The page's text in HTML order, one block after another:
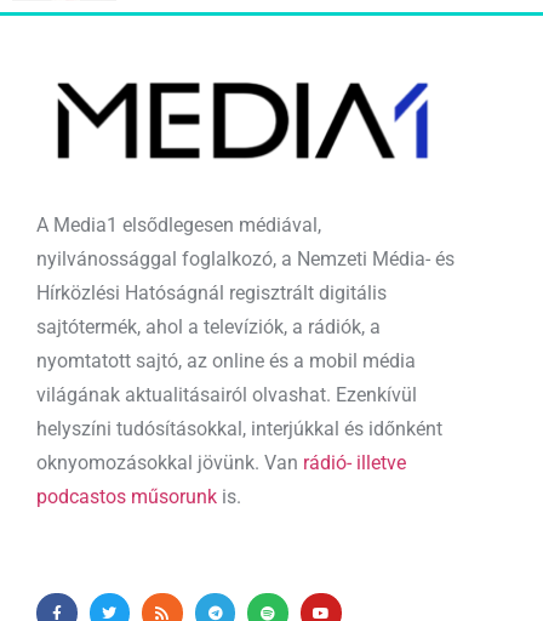
A Media1 elsődlegesen médiával,
nyilvánossággal foglalkozó, a Nemzeti Média- és
Hírközlési Hatóságnál regisztrált digitális
sajtótermék, ahol a televíziók, a rádiók, a
nyomtatott sajtó, az online és a mobil média
világának aktualitásairól olvashat. Ezenkívül
helyszíni tudósításokkal, interjúkkal és időnként
oknyomozásokkal jövünk. Van rádió- illetve
podcastos műsorunk is.